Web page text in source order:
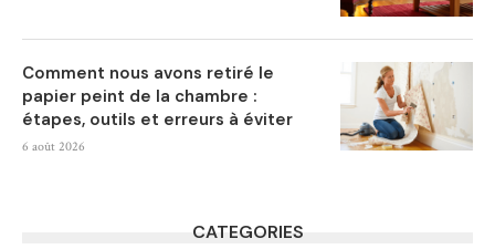
Comment nous avons retiré le
papier peint de la chambre :
étapes, outils et erreurs à éviter
6 août 2026
CATEGORIES